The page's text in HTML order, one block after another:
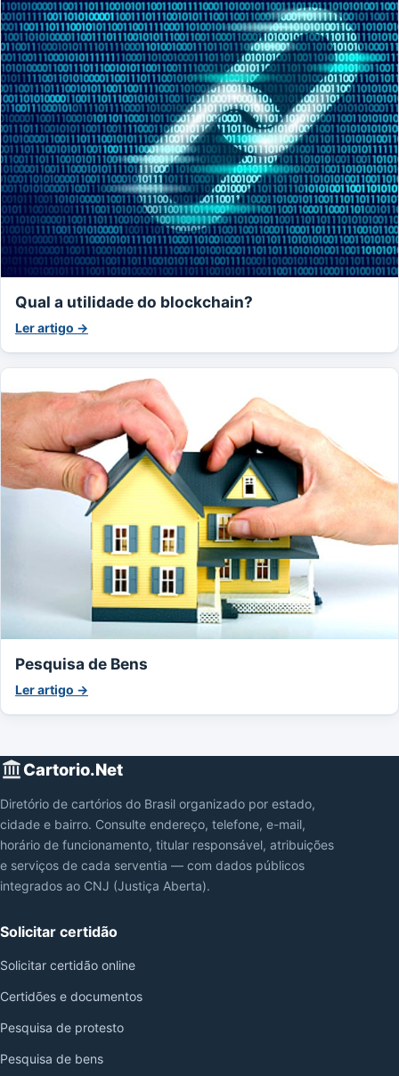
Qual a utilidade do blockchain?
Ler artigo →
Pesquisa de Bens
Ler artigo →
Cartorio.Net
Diretório de cartórios do Brasil organizado por estado,
cidade e bairro. Consulte endereço, telefone, e-mail,
horário de funcionamento, titular responsável, atribuições
e serviços de cada serventia — com dados públicos
integrados ao CNJ (Justiça Aberta).
Solicitar certidão
Solicitar certidão online
Certidões e documentos
Pesquisa de protesto
Pesquisa de bens